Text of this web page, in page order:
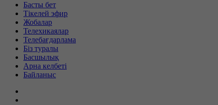
Басты бет
Тікелей эфир
Жобалар
Телехикаялар
Телебағдарлама
Біз туралы
Басшылық
Арна келбеті
Байланыс